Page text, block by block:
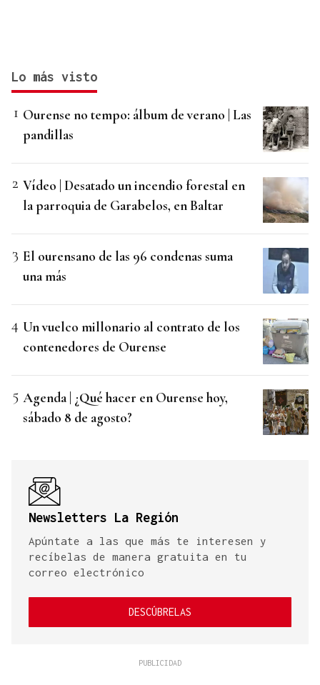
Lo más visto
Ourense no tempo: álbum de verano | Las
pandillas
Vídeo | Desatado un incendio forestal en
la parroquia de Garabelos, en Baltar
El ourensano de las 96 condenas suma
una más
Un vuelco millonario al contrato de los
contenedores de Ourense
Agenda | ¿Qué hacer en Ourense hoy,
sábado 8 de agosto?
Newsletters La Región
Apúntate a las que más te interesen y
recíbelas de manera gratuita en tu
correo electrónico
DESCÚBRELAS